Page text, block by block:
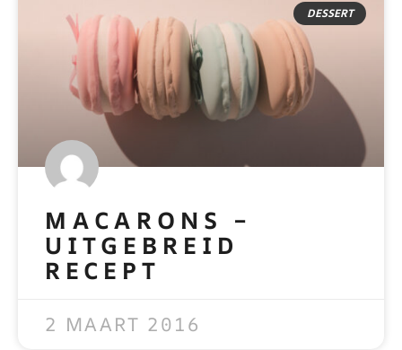
DESSERT
MACARONS –
UITGEBREID
RECEPT
2 MAART 2016